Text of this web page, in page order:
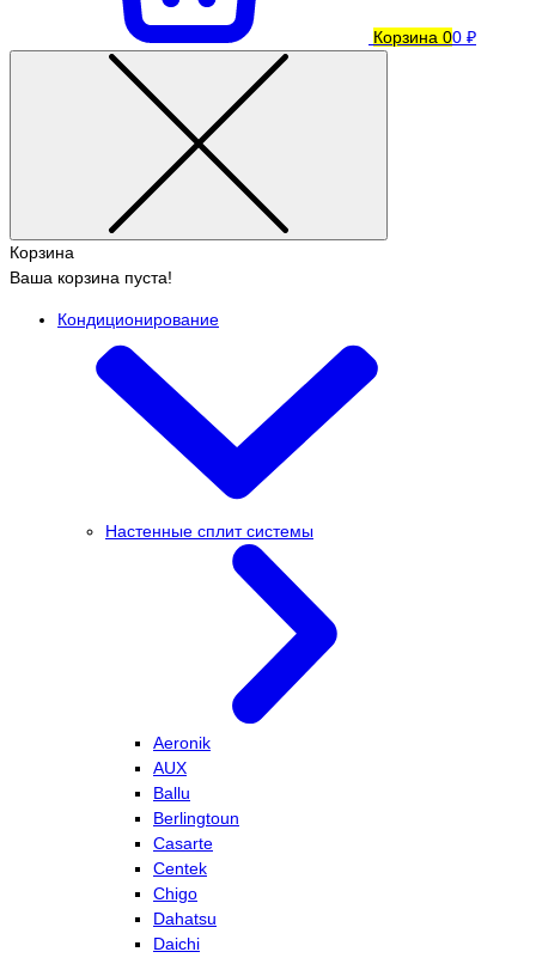
Корзина 00 ₽
Корзина
Ваша корзина пуста!
Кондиционирование
Настенные сплит системы
Aeronik
AUX
Ballu
Berlingtoun
Casarte
Centek
Chigo
Dahatsu
Daichi